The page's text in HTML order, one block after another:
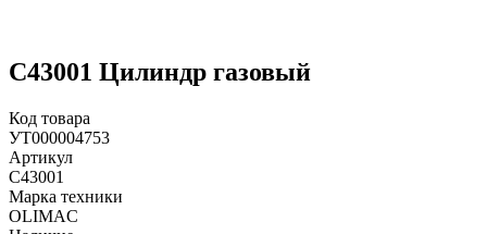
C43001 Цилиндр газовый
Код товара
УТ000004753
Артикул
C43001
Марка техники
OLIMAC